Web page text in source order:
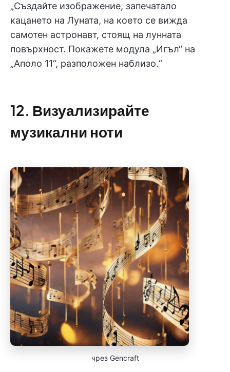
„Създайте изображение, запечатало
кацането на Луната, на което се вижда
самотен астронавт, стоящ на лунната
повърхност. Покажете модула „Игъл“ на
„Аполо 11“, разположен наблизо.“
12. Визуализирайте
музикални ноти
чрез Gencraft